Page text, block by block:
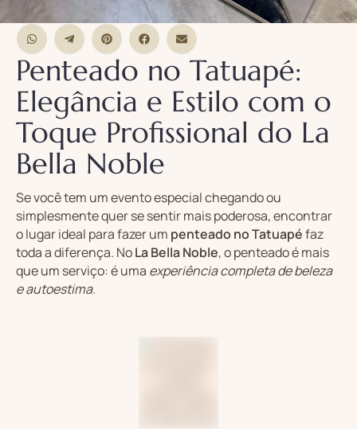
Penteado no Tatuapé:
Elegância e Estilo com o
Toque Profissional do La
Bella Noble
Se você tem um evento especial chegando ou
simplesmente quer se sentir mais poderosa, encontrar
o lugar ideal para fazer um penteado no Tatuapéfaz
toda a diferença. NoLa Bella Noble, o penteado é mais
que um serviço: é uma experiência completa de beleza
e autoestima.